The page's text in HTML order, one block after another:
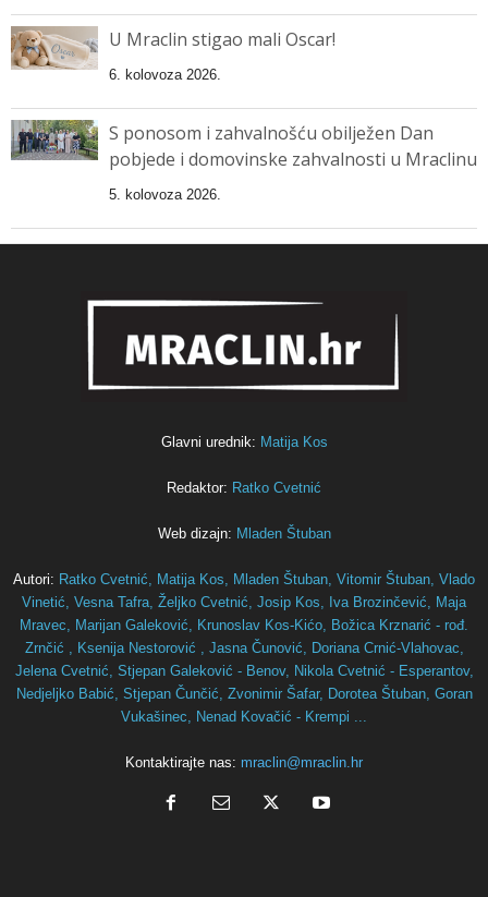
U Mraclin stigao mali Oscar!
6. kolovoza 2026.
S ponosom i zahvalnošću obilježen Dan
pobjede i domovinske zahvalnosti u Mraclinu
5. kolovoza 2026.
Glavni urednik: Matija Kos
Redaktor: Ratko Cvetnić
Web dizajn: Mladen Štuban
Autori: Ratko Cvetnić, Matija Kos, Mladen Štuban, Vitomir Štuban, Vlado
Vinetić, Vesna Tafra, Željko Cvetnić, Josip Kos, Iva Brozinčević, Maja
Mravec, Marijan Galeković, Krunoslav Kos-Kićo, Božica Krznarić - rođ.
Zrnčić , Ksenija Nestorović , Jasna Čunović, Doriana Crnić-Vlahovac,
Jelena Cvetnić, Stjepan Galeković - Benov, Nikola Cvetnić - Esperantov,
Nedjeljko Babić, Stjepan Čunčić, Zvonimir Šafar, Dorotea Štuban, Goran
Vukašinec, Nenad Kovačić - Krempi ...
Kontaktirajte nas: mraclin@mraclin.hr